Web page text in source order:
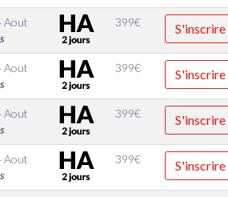
Aout
399€ S'inscrire
Aout
399€ S'inscrire
Aout
399€ S'inscrire
Aout
399€ S'inscrire